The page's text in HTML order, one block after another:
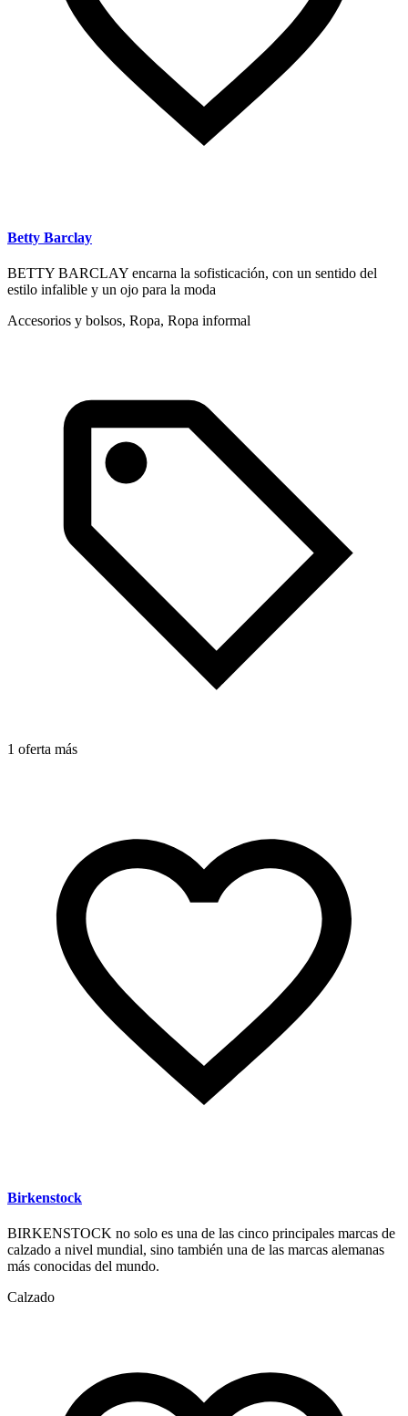
Betty Barclay
BETTY BARCLAY encarna la sofisticación, con un sentido del
estilo infalible y un ojo para la moda
Accesorios y bolsos, Ropa, Ropa informal
1 oferta más
Birkenstock
BIRKENSTOCK no solo es una de las cinco principales marcas de
calzado a nivel mundial, sino también una de las marcas alemanas
más conocidas del mundo.
Calzado